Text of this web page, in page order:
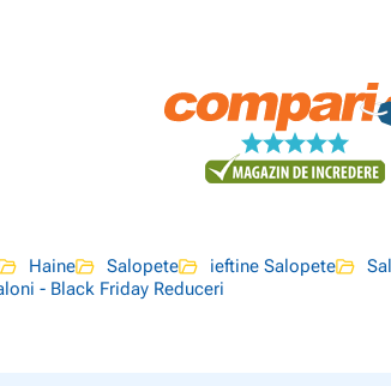
Haine Salopete ieftine Salopete
- Black Friday Reduceri